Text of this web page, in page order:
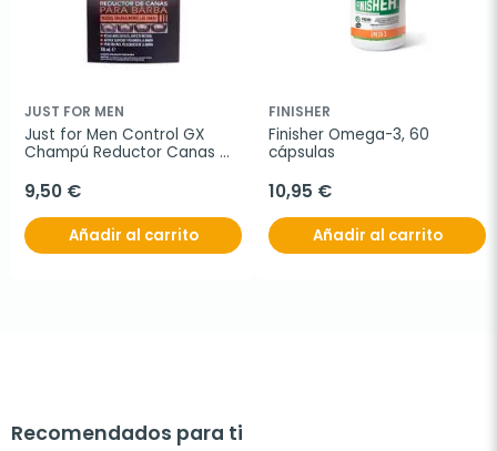
JUST FOR MEN
Just for Men Control GX
Champú Reductor Canas
9,50 €
Añadir al carrito
FINISHER
Finisher Omega-3, 60
cápsulas
10,95 €
Añadir al carrito
Recomendados para ti